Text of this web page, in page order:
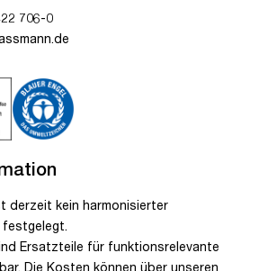
706-0
derzeit kein harmonisierter
Ersatzteile für funktionsrelevante
Die Kosten können über unseren